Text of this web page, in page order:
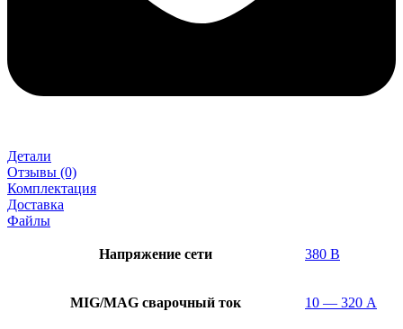
Детали
Отзывы (0)
Комплектация
Доставка
Файлы
Напряжение сети 380 В
MIG/MAG cварочный ток 10 — 320 А